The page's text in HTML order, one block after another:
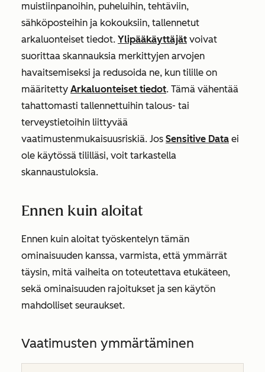
muistiinpanoihin, puheluihin, tehtäviin,
sähköposteihin ja kokouksiin, tallennetut
arkaluonteiset tiedot. Ylipääkäyttäjät voivat
suorittaa skannauksia merkittyjen arvojen
havaitsemiseksi ja redusoida ne, kun tilille on
määritetty Arkaluonteiset tiedot. Tämä vähentää
tahattomasti tallennettuihin talous- tai
terveystietoihin liittyvää
vaatimustenmukaisuusriskiä. Jos Sensitive Data ei
ole käytössä tililläsi, voit tarkastella
skannaustuloksia.
Ennen kuin aloitat
Ennen kuin aloitat työskentelyn tämän
ominaisuuden kanssa, varmista, että ymmärrät
täysin, mitä vaiheita on toteutettava etukäteen,
sekä ominaisuuden rajoitukset ja sen käytön
mahdolliset seuraukset.
Vaatimusten ymmärtäminen